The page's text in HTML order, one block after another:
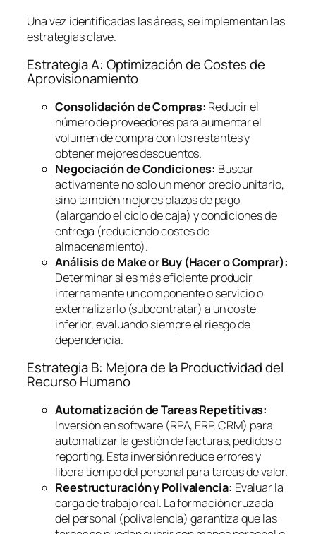
Una vez identificadas las áreas, se implementan las
estrategias clave.
Estrategia A: Optimización de Costes de
Aprovisionamiento
Consolidación de Compras: Reducir el
número de proveedores para aumentar el
volumen de compra con los restantes y
obtener mejores descuentos.
Negociación de Condiciones: Buscar
activamente no solo un menor precio unitario,
sino también mejores plazos de pago
(alargando el ciclo de caja) y condiciones de
entrega (reduciendo costes de
almacenamiento).
Análisis de Make or Buy(Hacer o Comprar):
Determinar si es más eficiente producir
internamente un componente o servicio o
externalizarlo (subcontratar) a un coste
inferior, evaluando siempre el riesgo de
dependencia.
Estrategia B: Mejora de la Productividad del
Recurso Humano
Automatización de Tareas Repetitivas:
Inversión ensoftware(RPA, ERP, CRM) para
automatizar la gestión de facturas, pedidos o
reporting. Esta inversión reduce errores y
libera tiempo del personal para tareas de valor.
Reestructuración y Polivalencia: Evaluar la
carga de trabajo real. La formación cruzada
del personal (polivalencia) garantiza que las